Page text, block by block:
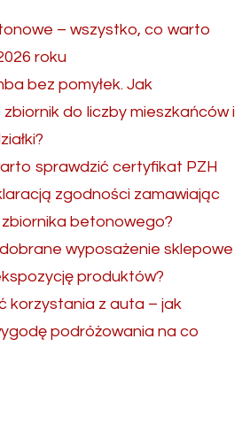
– wszystko, co warto
roku
bez pomyłek. Jak
do liczby mieszkańców i
sprawdzić certyfikat PZH
zgodności zamawiając
betonowego?
wyposażenie sklepowe
produktów?
korzystania z auta – jak
podróżowania na co